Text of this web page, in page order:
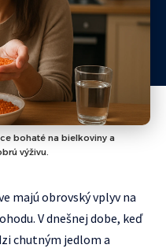
bohaté na bielkoviny a
výživu.
majú obrovský vplyv na
V dnešnej dobe, keď
chutným jedlom a